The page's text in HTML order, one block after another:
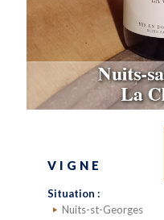
VIGNE
Situation :
Nuits-st-Georges